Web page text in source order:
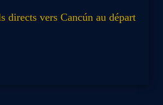
directs vers Cancún au départ